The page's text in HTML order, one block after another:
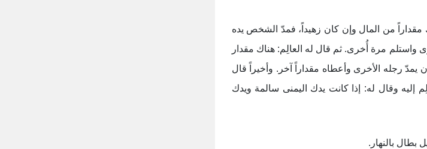
من المال وإن كان زهيداً، فمدّ الشخص يده
واستلم مرة أُخری. ثم قال له العالِم: هناك مقدار
رجله الأخری وأعطاه مقداراً آخر. وأخيراً قال
إليه وقال له: إذا كانت يدك اليمنی سالمة ويدك
بطال بالنهار.